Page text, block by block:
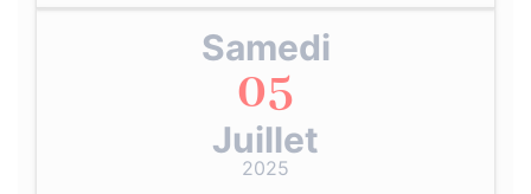
Samedi
05
Juillet
2025